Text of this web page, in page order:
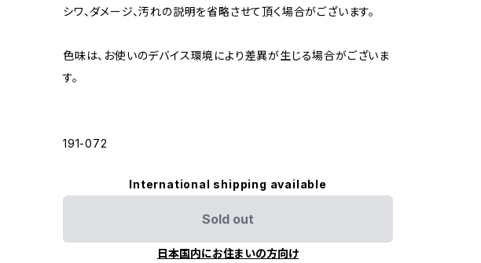
シワ、ダメージ、汚れの説明を省略させて頂く場合がございます。
色味は、お使いのデバイス環境により差異が生じる場合がございま
す。
191-072
International shipping available
Sold out
日本国内にお住まいの方向け